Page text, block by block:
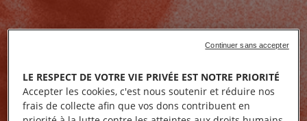
LE RESPECT DE VOTRE VIE PRIVÉE EST NOTRE PRIORITÉ
Accepter les cookies, c'est nous soutenir et réduire nos
frais de collecte afin que vos dons contribuent en
Continuer sans accepter